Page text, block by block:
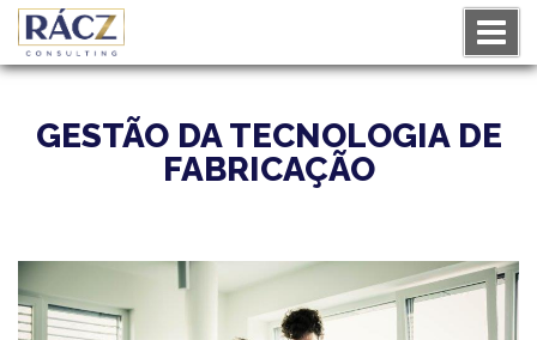
GESTÃO DA TECNOLOGIA DE
FABRICAÇÃO